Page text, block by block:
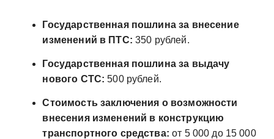
Государственная пошлина за внесение
изменений в ПТС: 350 рублей.
Государственная пошлина за выдачу
нового СТС: 500 рублей.
Стоимость заключения о возможности
внесения изменений в конструкцию
транспортного средства: от 5 000 до 15 000